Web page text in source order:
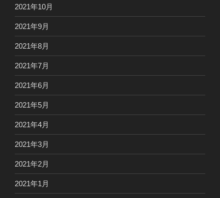
2021年10月
2021年9月
2021年8月
2021年7月
2021年6月
2021年5月
2021年4月
2021年3月
2021年2月
2021年1月